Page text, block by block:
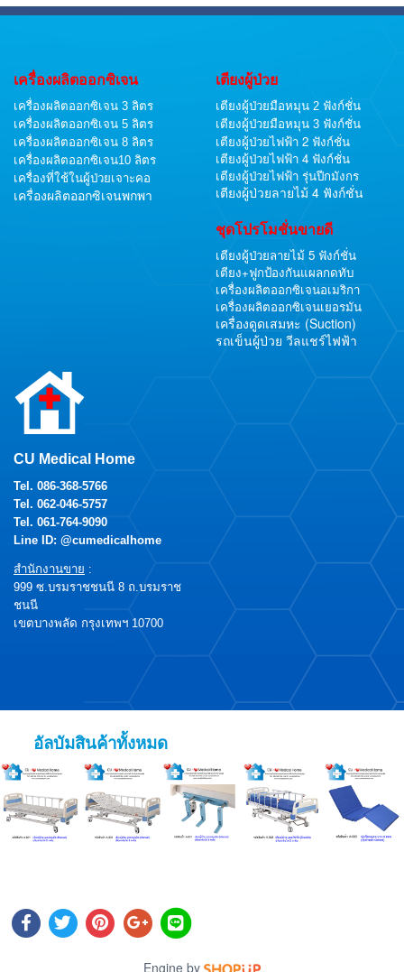
เครื่องผลิตออกซิเจน
เครื่องผลิตออกซิเจน 3 ลิตร
เครื่องผลิตออกซิเจน 5 ลิตร
เครื่องผลิตออกซิเจน 8 ลิตร
เครื่องผลิตออกซิเจน10 ลิตร
เครื่องที่ใช้ในผู้ป่วยเจาะคอ
เครื่องผลิตออกซิเจนพกพา
เตียงผู้ป่วย
เตียงผู้ป่วยมือหมุน 2 ฟังก์ชั่น
เตียงผู้ป่วยมือหมุน 3 ฟังก์ชั่น
เตียงผู้ป่วยไฟฟ้า 2 ฟังก์ชั่น
เตียงผู้ป่วยไฟฟ้า 4 ฟังก์ชั่น
เตียงผู้ป่วยไฟฟ้า รุ่นปีกมังกร
เตียงผู้ป่วยลายไม้ 4 ฟังก์ชั่น
ชุดโปรโมชั่นขายดี
เตียงผู้ป่วยลายไม้ 5 ฟังก์ชั่น
เตียง+ฟูกป้องกันแผลกดทับ
เครื่องผลิตออกซิเจนอเมริกา
เครื่องผลิตออกซิเจนเยอรมัน
เครื่องดูดเสมหะ (Suction)
รถเข็นผู้ป่วย วีลแชร์ไฟฟ้า
CU Medical Home
Tel. 086-368-5766
Tel. 062-046-5757
Tel. 061-764-9090
Line ID: @cumedicalhome
สำนักงานขาย :
999 ซ.บรมราชชนนี 8 ถ.บรมราช
ชนนี
เขตบางพลัด กรุงเทพฯ 10700
อัลบัมสินค้าทั้งหมด
Engine by